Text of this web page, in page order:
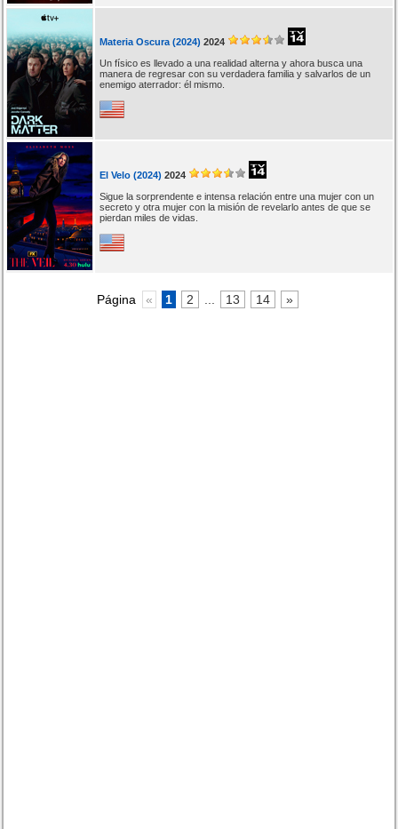
Materia Oscura (2024) 2024
Un físico es llevado a una realidad alterna y ahora busca una
manera de regresar con su verdadera familia y salvarlos de un
enemigo aterrador: él mismo.
El Velo (2024) 2024
Sigue la sorprendente e intensa relación entre una mujer con un
secreto y otra mujer con la misión de revelarlo antes de que se
pierdan miles de vidas.
Página « 1 2 13 14 »